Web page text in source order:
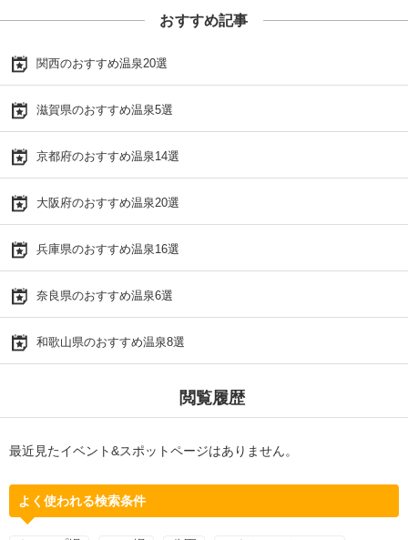
おすすめ記事
関西のおすすめ温泉20選
滋賀県のおすすめ温泉5選
京都府のおすすめ温泉14選
大阪府のおすすめ温泉20選
兵庫県のおすすめ温泉16選
奈良県のおすすめ温泉6選
和歌山県のおすすめ温泉8選
閲覧履歴
最近見たイベント&スポットページはありません。
よく使われる検索条件